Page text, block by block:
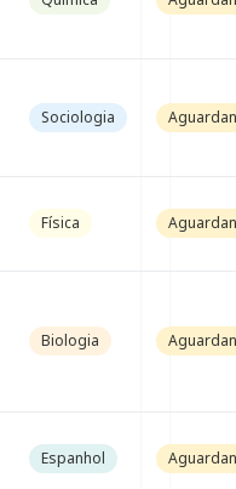
Sociologia
Física
Biologia
Espanhol